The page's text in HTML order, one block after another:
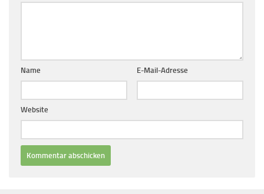
Name E-Mail-Adresse
Website